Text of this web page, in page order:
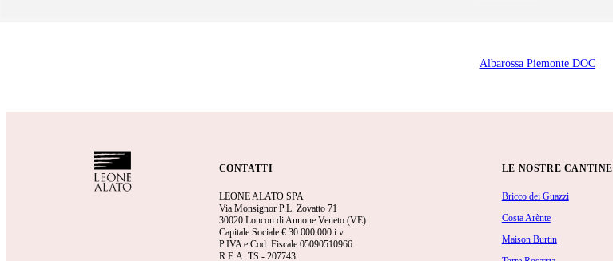
Albarossa Piemonte DOC
CONTATTI
LEONE ALATO SPA
Via Monsignor P.L. Zovatto 71
30020 Loncon di Annone Veneto (VE)
Capitale Sociale € 30.000.000 i.v.
P.IVA e Cod. Fiscale 05090510966
R.E.A. TS - 207743
LE NOSTRE CANTINE
Bricco dei Guazzi
Costa Arènte
Maison Burtin